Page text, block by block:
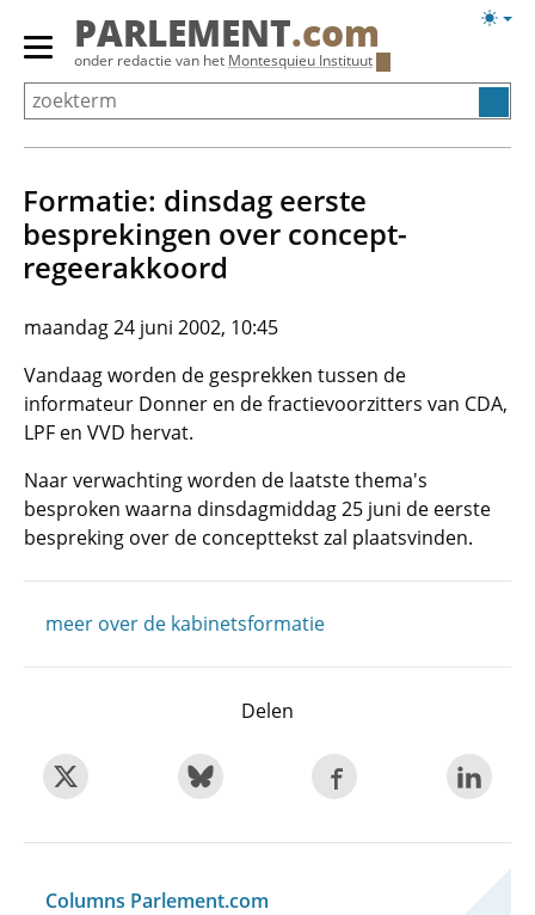
Overslaan
Primair
menu
tonen/verbergen
PARLEMENT.com
onder redactie van het Montesquieu Instituut
Formatie: dinsdag eerste
besprekingen over concept-
regeerakkoord
maandag 24 juni 2002, 10:45
Vandaag worden de gesprekken tussen de
informateur Donner en de fractievoorzitters van CDA,
LPF en VVD hervat.
Naar verwachting worden de laatste thema's
besproken waarna dinsdagmiddag 25 juni de eerste
bespreking over de concepttekst zal plaatsvinden.
meer over de kabinetsformatie
Delen
Columns Parlement.com